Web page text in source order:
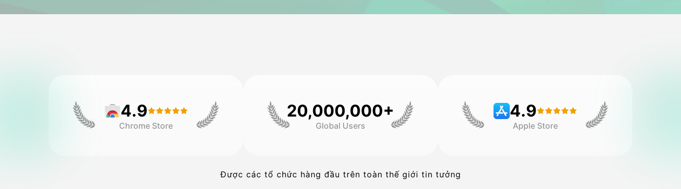
4.9
Chrome Store
20,000,000+
Global Users
4.9
Apple Store
Được các tổ chức hàng đầu trên toàn thế giới tin tưởng